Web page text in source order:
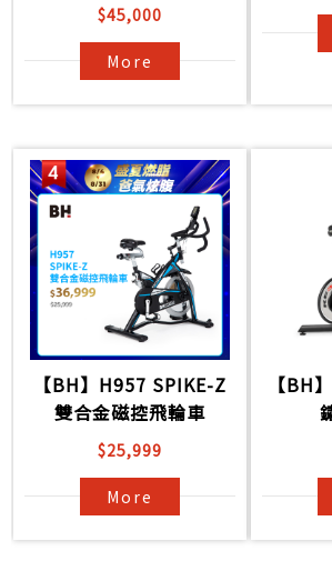
$45,000
More
【BH】H957 SPIKE-Z
雙合金磁控飛輪車
$25,999
More
【BH